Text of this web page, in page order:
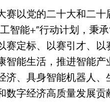
赛以党的二十大和二
智能+”行动计划，秉
赛定标、以赛引才、
智能生活，推进智能
济、具身智能机器人
数字经济高质量发展贡